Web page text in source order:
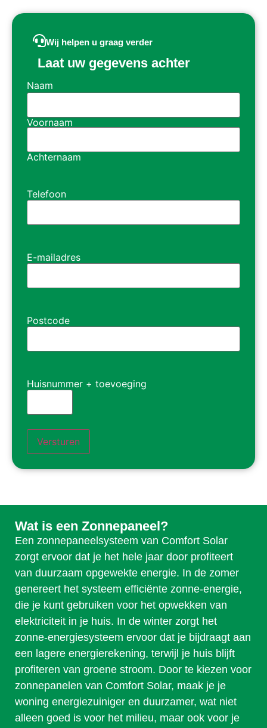
Wij helpen u graag verder
Laat uw gegevens achter
Naam
Voornaam
Achternaam
Telefoon
E-mailadres
Postcode
Huisnummer + toevoeging
Versturen
Wat is een Zonnepaneel?
Een zonnepaneelsysteem van Comfort Solar
zorgt ervoor dat je het hele jaar door profiteert
van duurzaam opgewekte energie. In de zomer
genereert het systeem efficiënte zonne-energie,
die je kunt gebruiken voor het opwekken van
elektriciteit in je huis. In de winter zorgt het
zonne-energiesysteem ervoor dat je bijdraagt aan
een lagere energierekening, terwijl je huis blijft
profiteren van groene stroom. Door te kiezen voor
zonnepanelen van Comfort Solar, maak je je
woning energiezuiniger en duurzamer, wat niet
alleen goed is voor het milieu, maar ook voor je